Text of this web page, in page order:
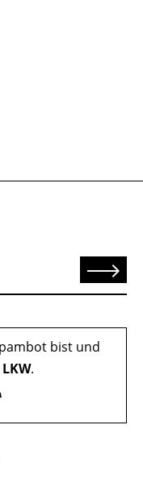
Senden
bist und
LKW.